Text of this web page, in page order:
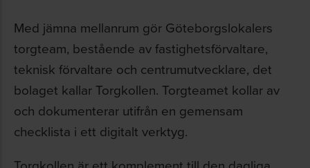
Med jämna mellanrum gör Göteborgslokalers
torgteam, bestående av fastighetsförvaltare,
teknisk förvaltare och centrumutvecklare, det
bolaget kallar Torgkollen. Torgteamet kollar av
och dokumenterar utifrån en gemensam
checklista i ett digitalt verktyg.